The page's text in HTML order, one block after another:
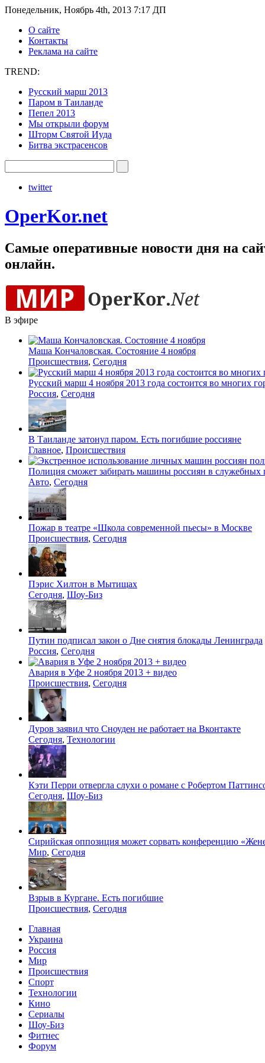
Понедельник, Ноябрь 4th, 2013 7:17 ДП
О сайте
Контакты
Реклама на сайте
TREND:
Русский марш 2013
Паром в Таиланде
Пепел 2013
Мы открыли форум
Шторм Святой Иуда
Битва экстрасенсов
twitter
OperKor.net
Самые оперативные новости дня на
онлайн.
В эфире
Маша Кончаловская. Состояние 4 ноября
Происшествия, Сегодня
Русский марш 4 ноября 2013 года состоится во многих
Россия, Сегодня
В Таиланде затонул паром. Есть погибшие россияне
Главное, Происшествия
Полиция сможет забирать машины россиян в служебных
Авто, Сегодня
Пожар в театре «Школа современной пьесы» в Москве
Происшествия, Сегодня
Пэрис Хилтон в Мытищах
Сегодня, Шоу-Биз
Путин подписал закон о Дне снятия блокады Ленинграда
Россия, Сегодня
Авария в Уфе 2 ноября 2013 + видео
Происшествия, Сегодня
Дуров заявил что Сноуден не работает на Вконтакте
Сегодня, Технологии
Кэти Перри отвергла слухи о романе с Робертом
Сегодня, Шоу-Биз
Сирийская оппозиция может сорвать конференцию
Мир, Сегодня
Взрыв в Кургане. Есть погибшие
Происшествия, Сегодня
Главная
Украина
Россия
Мир
Происшествия
Спорт
Технологии
Кино
Сериалы
Шоу-Биз
Фитнес
Форум